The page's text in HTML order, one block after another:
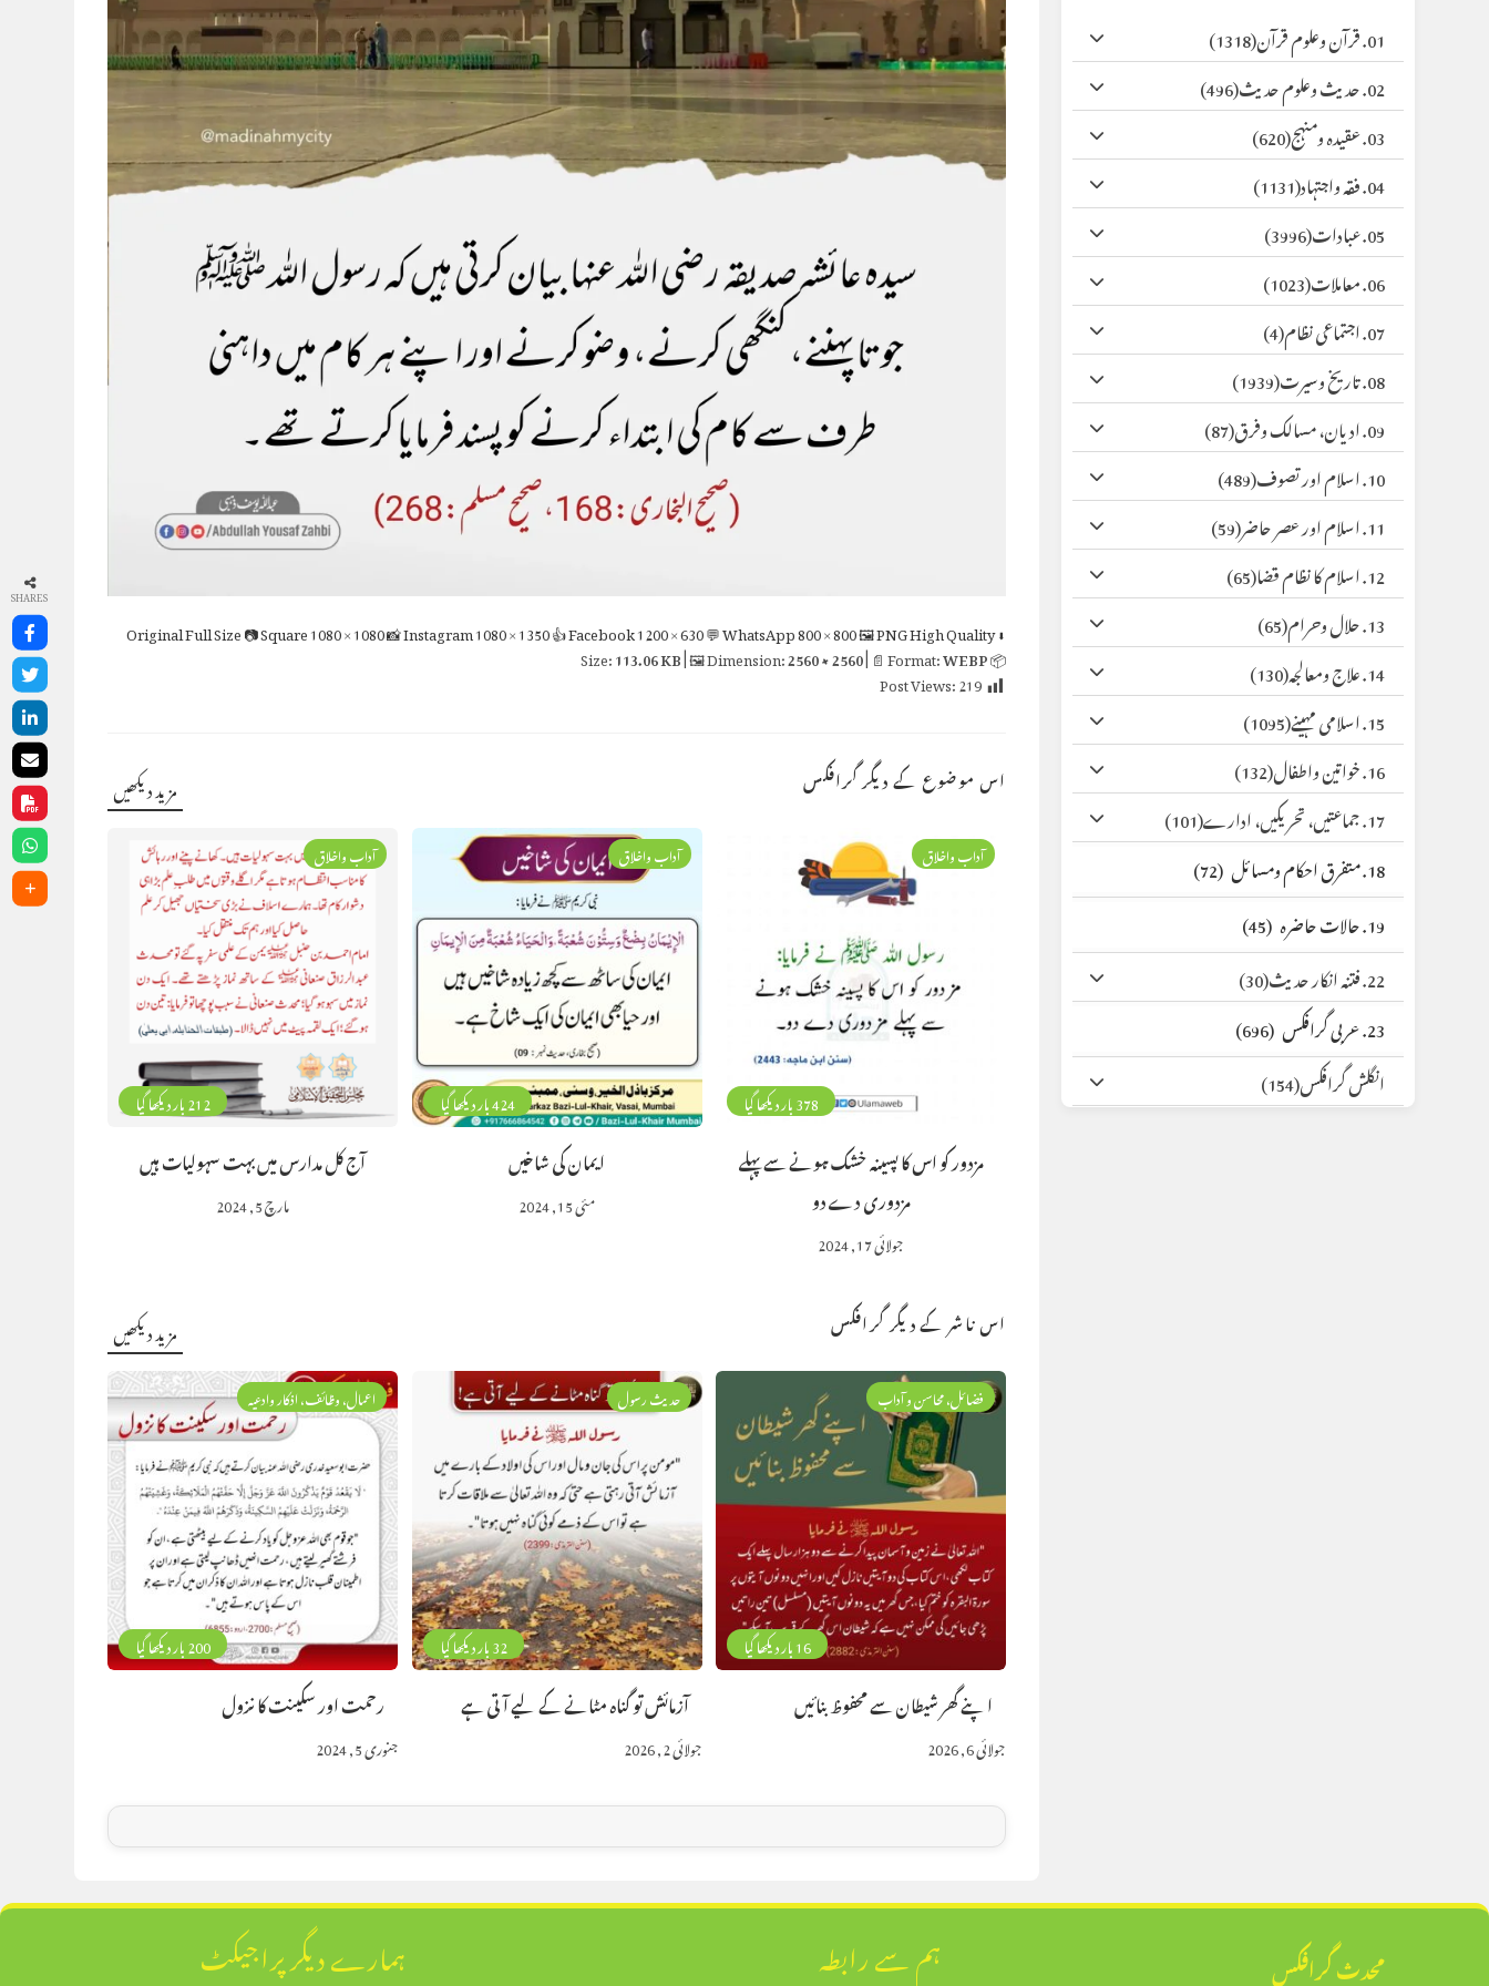
⬇ Original
Full Size📷 Square1080 × 1080📸 Instagram1080 × 1350👍 Facebook1200 × 630💬 WhatsApp800 × 800🖼 PNGHigh Quality
📦 Size:
113.06 KB| 🖼 Dimension:2560 × 2560| 📄 Format:WEBP
Post Views:219
اس موضوع کے دیگر گرافکس مزید دیکھیں
212 بار دیکھا گیا
آداب واخلاق
آج کل مدارس میں بہت سہولیات ہیں
مارچ 5, 2024
424 بار دیکھا گیا
آداب واخلاق
ایمان کی شاخیں
مئی 15, 2024
378 بار دیکھا گیا
آداب واخلاق
مزدور کو اس کا پسینہ خشک ہونے سے پہلے
مزدوری دے دو
جولائی 17, 2024
اس ناشر کے دیگر گرافکس مزید دیکھیں
200 بار دیکھا گیا
اعمال، وظائف، اذکار وادعیہ
رحمت اور سکینت کا نزول
جنوری 5, 2024
32 بار دیکھا گیا
حدیث رسول
آزمائش تو گناہ مٹانے کے لیے آتی ہے
جولائی 2, 2026
16 بار دیکھا گیا
فضائل، محاسن و آداب
اپنے گھر شیطان سے محفوظ بنائیں
جولائی 6, 2026
01. قرآن وعلوم قرآن
(1318)
02. حدیث وعلوم حدیث
(496)
03. عقیدہ ومنہج
(620)
04. فقہ واجتہاد
(1131)
05. عبادات
(3996)
06. معاملات
(1023)
07. اجتماعی نظام
(4)
08. تاریخ وسیرت
(1939)
09. ادیان، مسالک وفرق
(87)
10. اسلام اور تصوف
(489)
11. اسلام اور عصر حاضر
(59)
12. اسلام کا نظام قضا
(65)
13. حلال وحرام
(65)
14. علاج ومعالجہ
(130)
15. اسلامی مہینے
(1095)
16. خواتین واطفال
(132)
17. جماعتیں، تحریکیں، ادارے
(101)
18. متفرق احکام ومسائل
(72)
19. حالات حاضرہ
(45)
22. فتنہ انکار حدیث
(30)
23. عربی گرافکس
(696)
انگلش گرافکس(154)
ہمارے دیگر پراجیکٹ ہم سے رابطہ محدث گرافکس
SHARES